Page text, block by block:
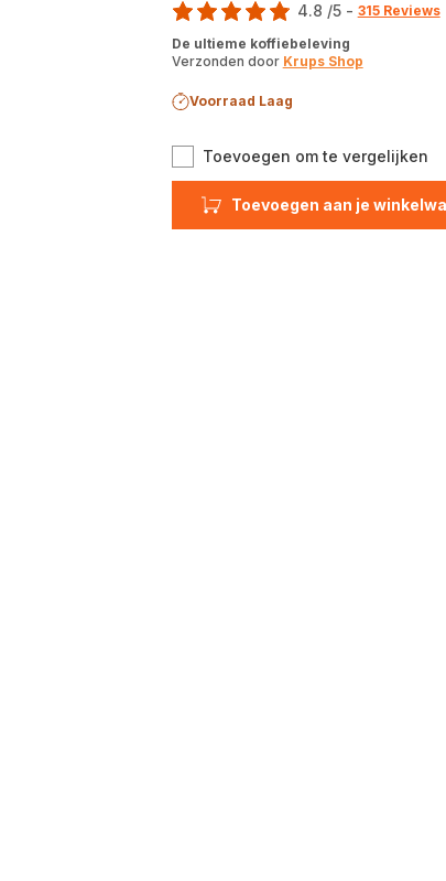
Toevoegen om te vergelijken
Toevoegen aan je
4.8 /5 - 315 Reviews
De ultieme koffiebeleving
Verzonden door Krups Shop
Voorraad Laag